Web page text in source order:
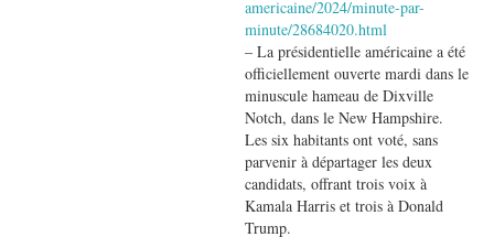
americaine/2024/minute-par-
minute/28684020.html
– La présidentielle américaine a été
officiellement ouverte mardi dans le
minuscule hameau de Dixville
Notch, dans le New Hampshire.
Les six habitants ont voté, sans
parvenir à départager les deux
candidats, offrant trois voix à
Kamala Harris et trois à Donald
Trump.